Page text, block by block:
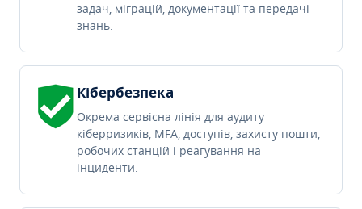
задач, міграцій, документації та передачі
знань.
Кібербезпека
Окрема сервісна лінія для аудиту
кіберризиків, MFA, доступів, захисту пошти,
робочих станцій і реагування на
інциденти.